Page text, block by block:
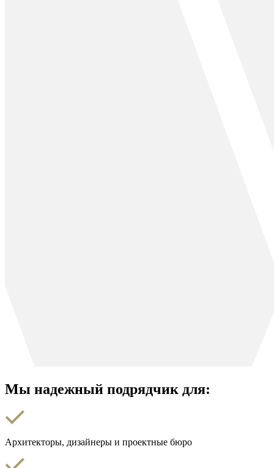
Мы надежный подрядчик для:
Архитекторы, дизайнеры и проектные бюро